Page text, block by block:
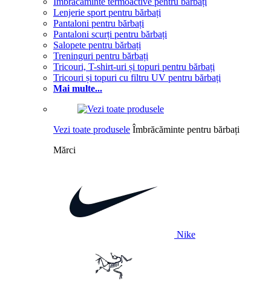
Lenjerie sport pentru bărbați
Pantaloni pentru bărbați
Pantaloni scurți pentru bărbați
Salopete pentru bărbați
Treninguri pentru bărbați
Tricouri, T-shirt-uri și topuri pentru bărbați
Tricouri și topuri cu filtru UV pentru bărbați
Mai multe...
Vezi toate produsele Îmbrăcăminte pentru bărbați
Mărci
Nike